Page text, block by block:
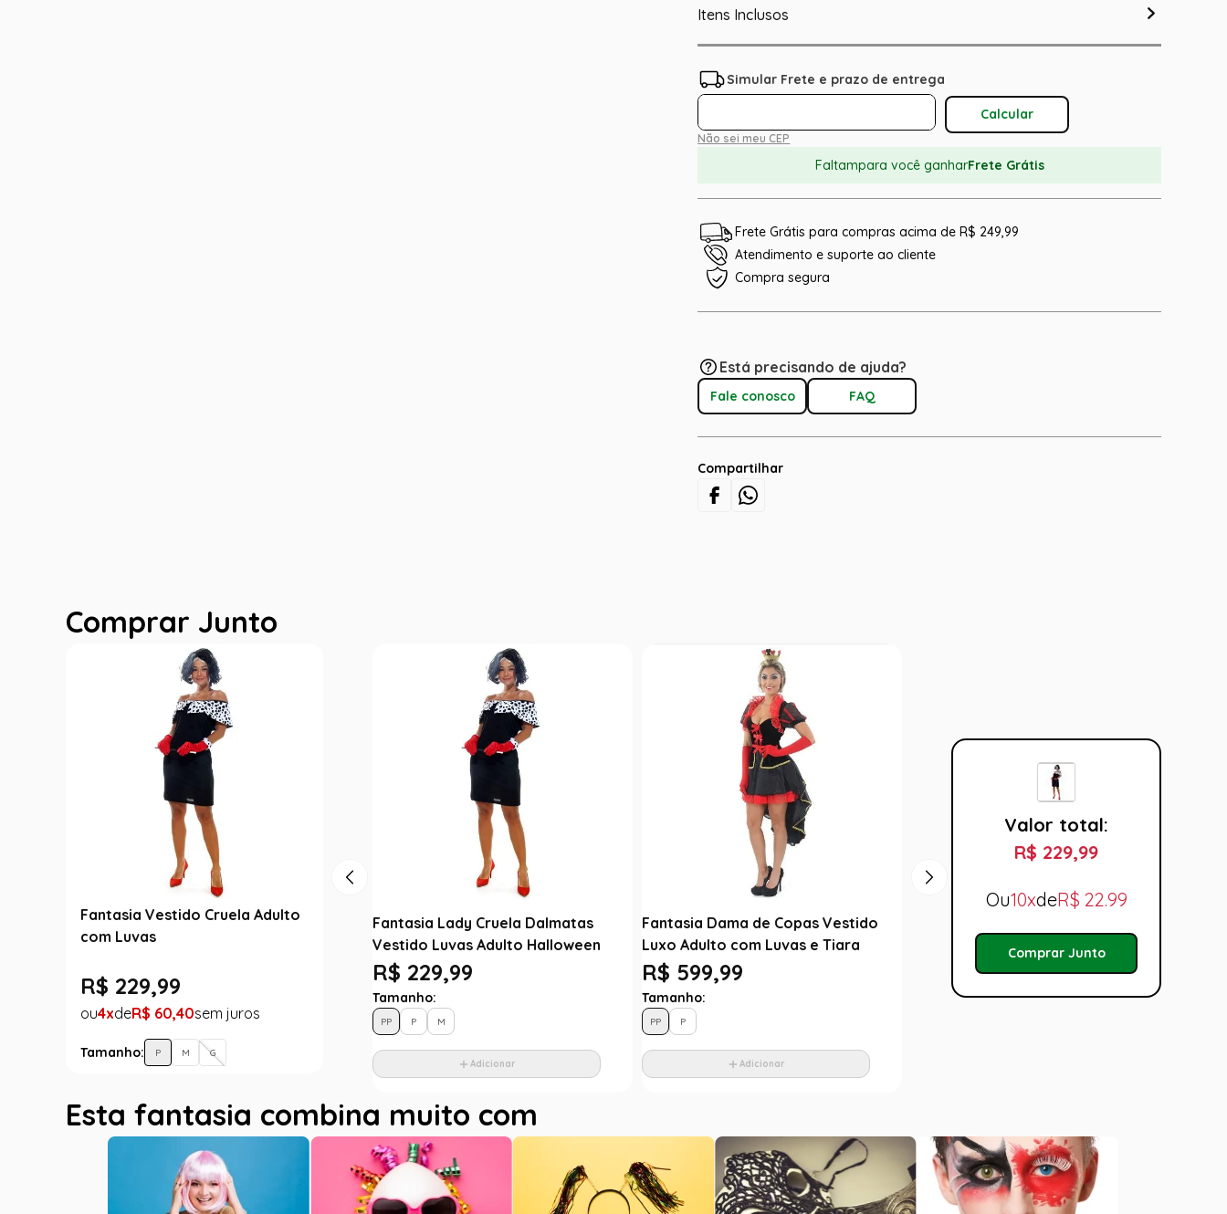
Itens Inclusos
Não sei meu CEP
Calcular O Frete
Faltampara você ganharFrete Grátis
Frete Grátis para compras acima de R$ 249,99
Atendimento e suporte ao cliente
Compra segura
Está precisando de ajuda?
Fale conosco FAQ
Compartilhar
Comprar Junto
Fantasia Vestido Cruela Adulto
com Luvas
R$ 229,99
4 R$ 60,40
Tamanho: P M G
Fantasia Lady Cruela Dalmatas
Vestido Luvas Adulto Halloween
R$ 229,99
Tamanho:
PP P M
Adicionar
Fantasia Dama de Copas Vestido
Luxo Adulto com Luvas e Tiara
R$ 599,99
Tamanho:
PP P
Adicionar
com Luvas e Máscara
R$ 199,99
Tamanho:
Valor total:
R$ 229,99
Ou10xdeR$ 22.99
Comprar Junto
Esta fantasia combina muito com